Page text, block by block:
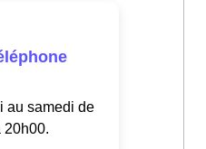
au samedi de
20h00.